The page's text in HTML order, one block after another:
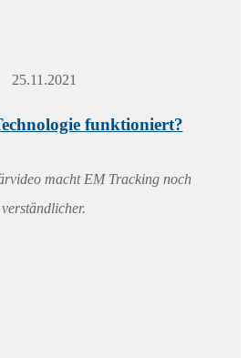
25.11.2021
funktioniert?
macht EM Tracking noch
verständlicher.